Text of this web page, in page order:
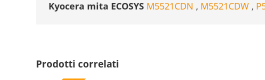
Kyocera mita ECOSYS M5521CDN , M5521CDW ,
Prodotti correlati